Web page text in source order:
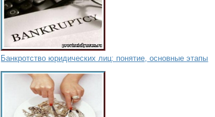
Банкротство юридических лиц: понятие, основные этапы